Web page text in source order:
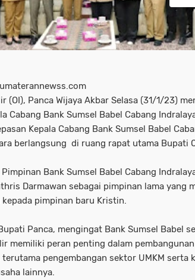
(OI), Panca Wijaya Akbar Selasa (31/1/23)
Cabang Bank Sumsel Babel Cabang
Kepala Cabang Bank Sumsel Babel
berlangsung di ruang rapat utama Bupati
Bank Sumsel Babel Cabang
Darmawan sebagai pimpinan lama yang
kepada pimpinan baru Kristin.
Panca, mengingat Bank Sumsel Babel
memiliki peran penting dalam
terutama pengembangan sektor UMKM serta
lainnya.